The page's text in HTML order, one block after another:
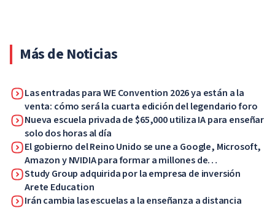
Más de Noticias
Las entradas para WE Convention 2026 ya están a la
venta: cómo será la cuarta edición del legendario foro
Nueva escuela privada de $65,000 utiliza IA para enseñar
solo dos horas al día
El gobierno del Reino Unido se une a Google, Microsoft,
Amazon y NVIDIA para formar a millones de
trabajadores en habilidades de IA
Study Group adquirida por la empresa de inversión
Arete Education
Irán cambia las escuelas a la enseñanza a distancia